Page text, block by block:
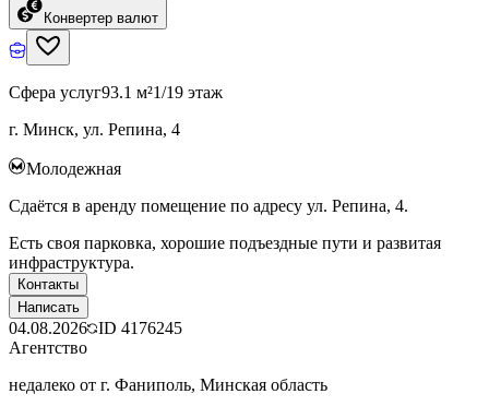
Конвертер валют
Сфера услуг93.1 м²1/19 этаж
г. Минск, ул. Репина, 4
Молодежная
Сдаётся в аренду помещение по адресу ул. Репина, 4.
Есть своя парковка, хорошие подъездные пути и развитая
инфраструктура.
Контакты
Написать
04.08.2026 ID 4176245
Агентство
недалеко от г. Фаниполь, Минская область